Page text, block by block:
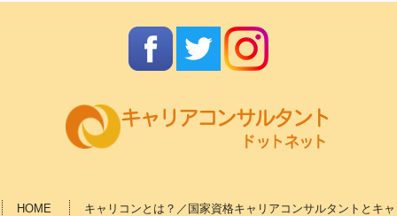
HOME
キャリコンとは？／国家資格キャリアコンサルタントとキャ